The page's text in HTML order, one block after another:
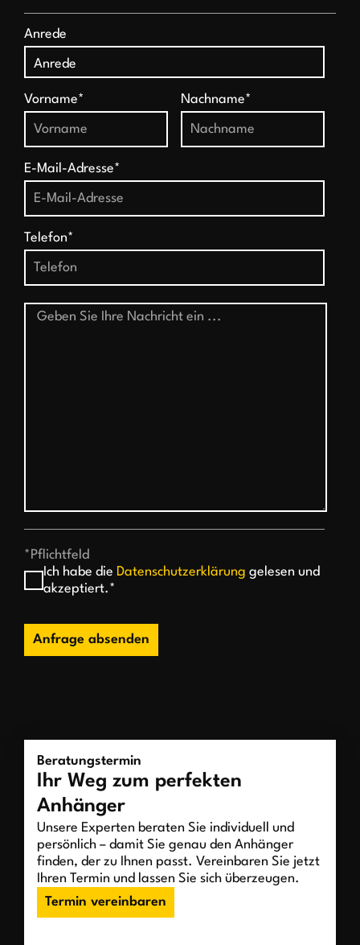
Anrede
Vorname* Nachname*
E-Mail-Adresse*
Telefon*
*Pflichtfeld
Ich habe die Datenschutzerklärung gelesen und
akzeptiert.*
Anfrage absenden
Beratungstermin
Ihr Weg zum perfekten
Anhänger
Unsere Experten beraten Sie individuell und
persönlich – damit Sie genau den Anhänger
finden, der zu Ihnen passt. Vereinbaren Sie jetzt
Ihren Termin und lassen Sie sich überzeugen.
Termin vereinbaren